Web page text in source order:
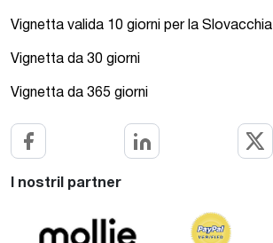
Vignetta valida 10 giorni per la Slovacchia
Vignetta da 30 giorni
Vignetta da 365 giorni
I nostril partner